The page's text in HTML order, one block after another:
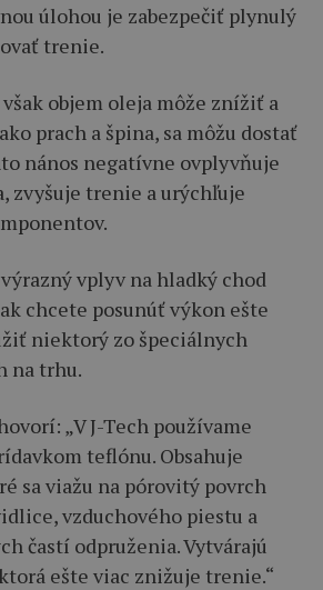
úlohou je zabezpečiť plynulý
trenie.
však objem oleja môže znížiť a
prach a špina, sa môžu dostať
nános negatívne ovplyvňuje
zvyšuje trenie a urýchľuje
vplyv na hladký chod
chcete posunúť výkon ešte
niektorý zo špeciálnych
na trhu.
„V J-Tech používame
teflónu. Obsahuje
sa viažu na pórovitý povrch
vzduchového piestu a
častí odpruženia. Vytvárajú
ešte viac znižuje trenie.“